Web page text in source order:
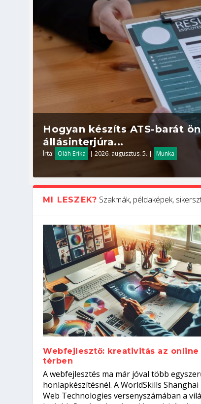
Hogyan készíts ATS-barát
állásinterjúra...
Írta: Oláh Erika |2026. augusztus. 5. | Munka
Kitalálod, mire használják
Írta: Tóth Mónika |2026. augusztus. 4.| Kvíz
Nem sikerült az egyetemi
Írta: Oláh Erika |2026. augusztus. 4.| Iskolák
Szoftverfejlesztő: verseny
el a világversenyt...
Írta: Szakmát Szerzek | 2026. augusztus. 3.| Mi leszek?
Digitális detox – hogyan
Írta: Oláh Erika |2026. augusztus. 3.| Egészség
MI LESZEK? Szakmák, példaképek,
Webfejlesztő: kreativitás az online
térben
A webfejlesztés ma már jóval több
honlapkészítésnél. A WorldSkills Shanghai
Web Technologies versenyszámában a